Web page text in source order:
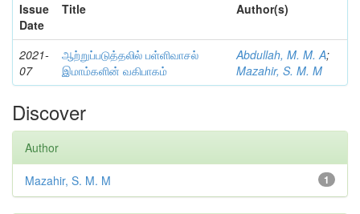
Issue
Date
Title Author(s)
2021-
07
ஆற்றுப்படுத்தலில் பள்ளிவாசல்
இமாம்களின் வகிபாகம்
Abdullah, M. M. A;
Mazahir, S. M. M
Discover
Author
1
Mazahir, S. M. M